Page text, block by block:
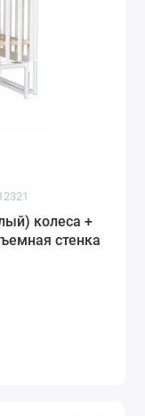
колеса +
стенка